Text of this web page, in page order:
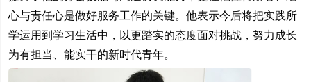
心与责任心是做好服务工作的关键。他表示今后将把实践所
学运用到学习生活中，以更踏实的态度面对挑战，努力成长
为有担当、能实干的新时代青年。